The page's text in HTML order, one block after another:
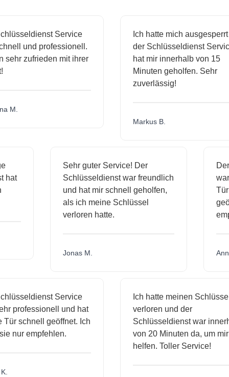
Service
und professionell.
zufrieden mit ihrer
M.
Ich hatte mich ausgesperrt
der Schlüsseldienst Service
hat mir innerhalb von 15
Minuten geholfen. Sehr
zuverlässig!
Markus B.
hat
Sehr guter Service! Der
Schlüsseldienst war freundlich
und hat mir schnell geholfen,
als ich meine Schlüssel
verloren hatte.
Jonas M.
Service
professionell und hat
schnell geöffnet. Ich
nur empfehlen.
Ich hatte meinen Schlüssel
verloren und der
Schlüsseldienst war
von 20 Minuten da, um mir
helfen. Toller Service!